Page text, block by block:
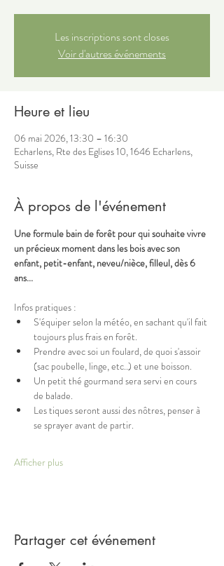
Les inscriptions sont closes
Voir d'autres événements
Heure et lieu
06 mai 2026, 13:30 – 16:30
Echarlens, Rte des Eglises 10, 1646 Echarlens,
Suisse
À propos de l'événement
Une formule bain de forêt pour qui souhaite vivre
un précieux moment dans les bois avec son
enfant, petit-enfant, neveu/nièce, filleul, dès 6
ans...
Infos pratiques :
S'équiper selon la météo, en sachant qu'il fait
toujours plus frais en forêt.
Prendre avec soi un foulard, de quoi s'assoir
(sac poubelle, linge, etc..) et une boisson.
Un petit thé gourmand sera servi en cours
de balade.
Les tiques seront aussi des nôtres, penser à
se sprayer avant de partir.
Afficher plus
Partager cet événement